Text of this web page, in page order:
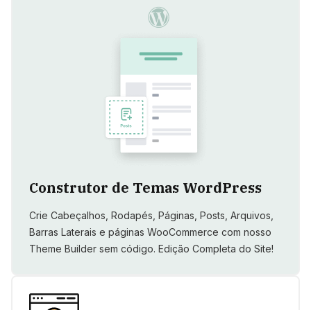
Construtor de Temas WordPress
Crie Cabeçalhos, Rodapés, Páginas, Posts, Arquivos,
Barras Laterais e páginas WooCommerce com nosso
Theme Builder sem código. Edição Completa do Site!